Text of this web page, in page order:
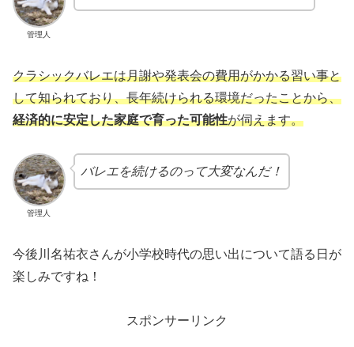
管理人
クラシックバレエは月謝や発表会の費用がかかる習い事と
して知られており、長年続けられる環境だったことから、
経済的に安定した家庭で育った可能性が伺えます。
管理人
バレエを続けるのって大変なんだ！
今後川名祐衣さんが小学校時代の思い出について語る日が
楽しみですね！
スポンサーリンク